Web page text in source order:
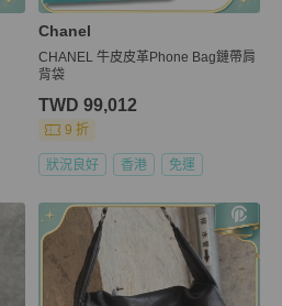
Chanel
CHANEL 牛皮皮革Phone Bag鏈帶肩
背袋
TWD 99,012
9 折
狀況良好 香港 免運